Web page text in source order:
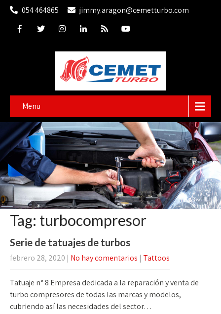
054 464865 jimmy.aragon@cemetturbo.com
Menu
Tag: turbocompresor
Serie de tatuajes de turbos
febrero 28, 2020 | No hay comentarios | Tattoos
Tatuaje n° 8 Empresa dedicada a la reparación y venta de
turbo compresores de todas las marcas y modelos,
cubriendo así las necesidades del sector…